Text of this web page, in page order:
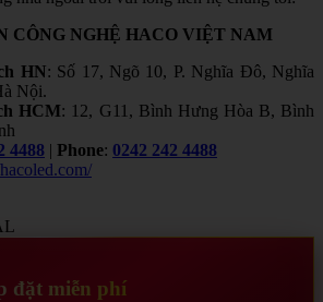
CÔNG NGHỆ HACO VIỆT NAM
HN: Số 17, Ngõ 10, P. Nghĩa Đô, Nghĩa
Nội.
HCM: 12, G11, Bình Hưng Hòa B, Bình
4488 | Phone: 0242 242 4488
đặt miễn phí